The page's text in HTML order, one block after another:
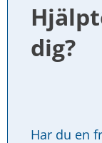
dig?
Har du en